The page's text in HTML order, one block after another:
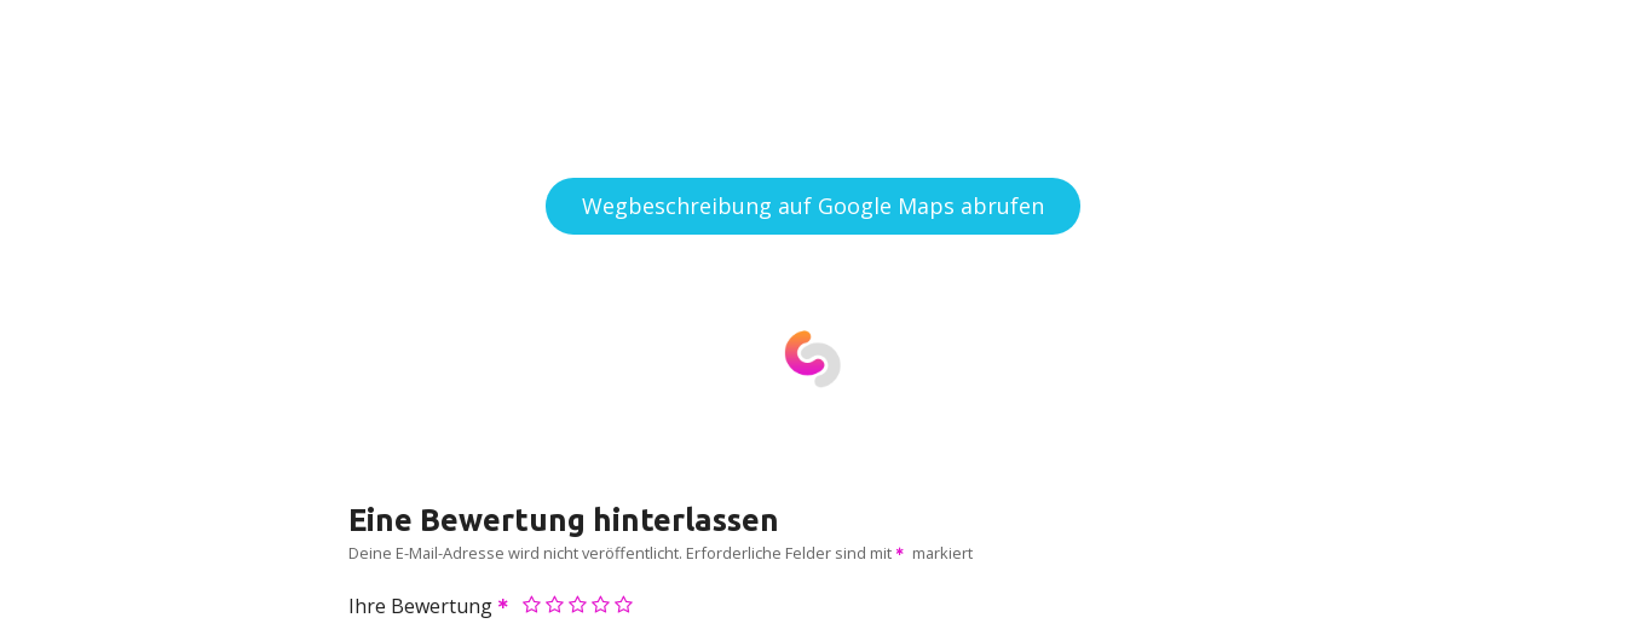
Wegbeschreibung auf Google Maps abrufen
Eine Bewertung hinterlassen
Deine E-Mail-Adresse wird nicht veröffentlicht. Erforderliche Felder sind mit markiert
Ihre Bewertung